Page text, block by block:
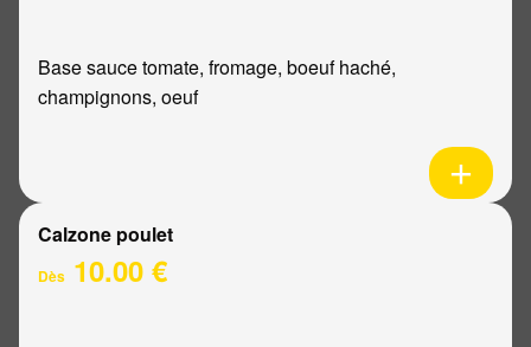
Base sauce tomate, fromage, boeuf haché,
champignons, oeuf
Calzone poulet
Dès 10.00 €